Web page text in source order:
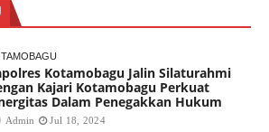
Kotamobagu Jalin Silaturahmi
Kajari Kotamobagu Perkuat
Dalam Penegakkan Hukum
Admin Jul 18, 2024